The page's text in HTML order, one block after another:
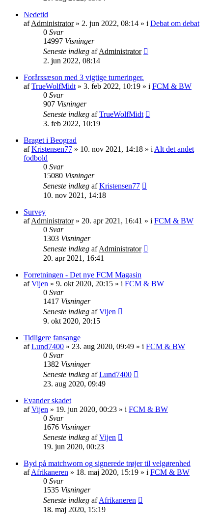
Nedetid
afAdministrator» 2. jun 2022, 08:14 » i Debat om debat
0 Svar
14997 Visninger
Seneste indlæg afAdministrator
2. jun 2022, 08:14
Forårssæson med 3 vigtige turneringer.
afTrueWolfMidt » 3. feb 2022, 10:19 » i FCM & BW
0 Svar
907 Visninger
Seneste indlæg afTrueWolfMidt
3. feb 2022, 10:19
Braget i Beograd
afKristensen77 » 10. nov 2021, 14:18 » i Alt det andet
fodbold
0 Svar
15080 Visninger
Seneste indlæg afKristensen77
10. nov 2021, 14:18
Survey
afAdministrator» 20. apr 2021, 16:41 » i FCM & BW
0 Svar
1303 Visninger
Seneste indlæg afAdministrator
20. apr 2021, 16:41
Forretningen - Det nye FCM Magasin
afVijen » 9. okt 2020, 20:15 » i FCM & BW
0 Svar
1417 Visninger
Seneste indlæg afVijen
9. okt 2020, 20:15
Tidligere fansange
afLund7400 » 23. aug 2020, 09:49 » i FCM & BW
0 Svar
1382 Visninger
Seneste indlæg afLund7400
23. aug 2020, 09:49
Evander skadet
afVijen » 19. jun 2020, 00:23 » i FCM & BW
0 Svar
1676 Visninger
Seneste indlæg afVijen
19. jun 2020, 00:23
Byd på matchworn og signerede trøjer til velgørenhed
afAfrikaneren » 18. maj 2020, 15:19 » i FCM & BW
0 Svar
1535 Visninger
Seneste indlæg afAfrikaneren
18. maj 2020, 15:19